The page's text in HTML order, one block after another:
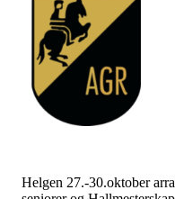
Helgen 27.-30.oktober